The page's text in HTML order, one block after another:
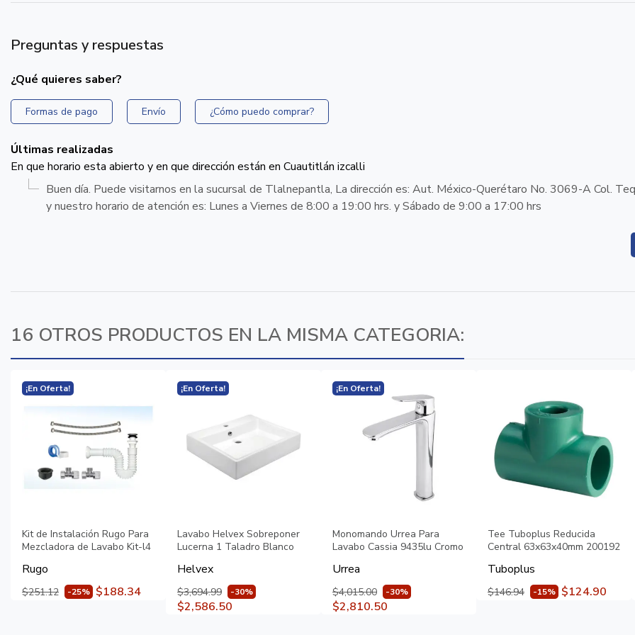
Preguntas y respuestas
¿Qué quieres saber?
Formas de pago Envío ¿Cómo puedo comprar?
Últimas realizadas
En que horario esta abierto y en que dirección están en Cuautitlán izcalli
Buen día. Puede visitarnos en la sucursal de Tlalnepantla, La dirección es: Aut. México-Querétaro No. 3069-A Col.
y nuestro horario de atención es: Lunes a Viernes de 8:00 a 19:00 hrs. y Sábado de 9:00 a 17:00 hrs
16 OTROS PRODUCTOS EN LA MISMA CATEGORIA:
¡En Oferta!
Kit de Instalación Rugo Para
Mezcladora de Lavabo Kit-l4
Rugo
$251.12 -25% $188.34
¡En Oferta!
Lavabo Helvex Sobreponer
Lucerna 1 Taladro Blanco
Helvex
$3,694.99 -30%
$2,586.50
¡En Oferta!
Monomando Urrea Para
Lavabo Cassia 9435lu Cromo
Urrea
$4,015.00 -30%
$2,810.50
Tee Tuboplus Reducida
Central 63x63x40mm 200192
Tuboplus
$146.94 -15% $124.90